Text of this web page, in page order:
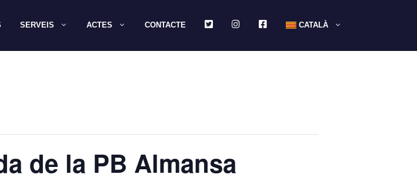
SERVEIS ACTES CONTACTE TWITTERINSTAGRAMFACEBOOKCATALÀ
de la PB Almansa